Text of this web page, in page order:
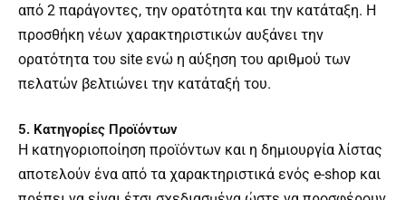
από 2 παράγοντες, την ορατότητα και την κατάταξη. Η
προσθήκη νέων χαρακτηριστικών αυξάνει την
ορατότητα του site ενώ η αύξηση του αριθμού των
πελατών βελτιώνει την κατάταξή του.
5. Κατηγορίες Προϊόντων
Η κατηγοριοποίηση προϊόντων και η δημιουργία λίστας
αποτελούν ένα από τα χαρακτηριστικά ενός e-shop και